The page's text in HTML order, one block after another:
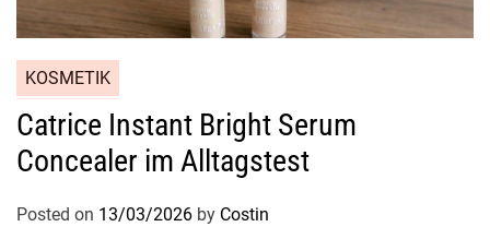
KOSMETIK
Catrice Instant Bright Serum
Concealer im Alltagstest
Posted on 13/03/2026 by Costin